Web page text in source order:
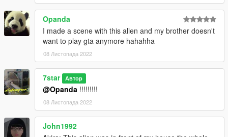
Opanda
I made a scene with this alien and my brother doesn't
want to play gta anymore hahahha
08 Листопада 2022
7star Автор
@Opanda !!!!!!!!!
08 Листопада 2022
John1992